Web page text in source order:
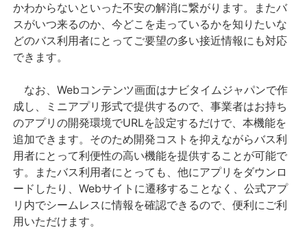
かわからないといった不安の解消に繋がります。またバ
スがいつ来るのか、今どこを走っているかを知りたいな
どのバス利用者にとってご要望の多い接近情報にも対応
できます。
なお、Webコンテンツ画面はナビタイムジャパンで作
成し、ミニアプリ形式で提供するので、事業者はお持ち
のアプリの開発環境でURLを設定するだけで、本機能を
追加できます。そのため開発コストを抑えながらバス利
用者にとって利便性の高い機能を提供することが可能で
す。またバス利用者にとっても、他にアプリをダウンロ
ードしたり、Webサイトに遷移することなく、公式アプ
リ内でシームレスに情報を確認できるので、便利にご利
用いただけます。